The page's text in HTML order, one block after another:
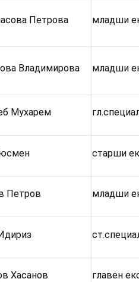
Петрова младши
Владимирова младши
Мухарем
старши
Петров младши
Хасанов главен